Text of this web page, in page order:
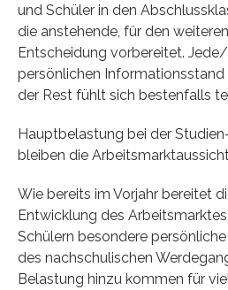
und Schüler in den
die anstehende, für den
Entscheidung vorbereitet.
persönlichen Informationsstand
der Rest fühlt sich bestenfalls
Hauptbelastung bei der
bleiben die
Wie bereits im Vorjahr bereitet
Entwicklung des
Schülern besondere
des nachschulischen
Belastung hinzu kommen für